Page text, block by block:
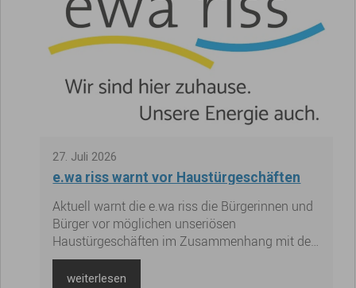
27. Juli 2026
e.wa riss warnt vor Haustürgeschäften
Aktuell warnt die e.wa riss die Bürgerinnen und
Bürger vor möglichen unseriösen
Haustürgeschäften im Zusammenhang mit der
Trinkwasserqualität. Die e.wa riss bittet aktuell
besonders wachsam zu sein und empfiehlt:
weiterlesen